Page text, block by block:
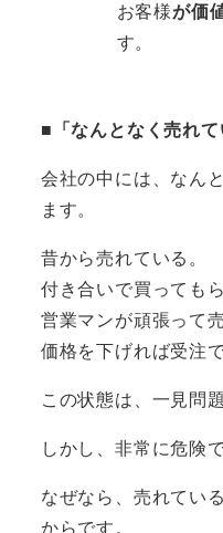
お客様が価
す。
■「なんとなく売れ
会社の中には、なん
ます。
昔から売れている。
付き合いで買っても
営業マンが頑張って
価格を下げれば受注で
この状態は、一見問
しかし、非常に危険で
なぜなら、売れてい
からです。